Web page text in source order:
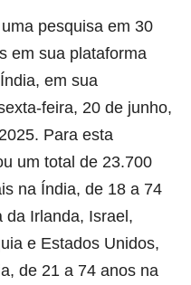
pesquisa em 30
em sua plataforma
em sua
feira, 20 de junho,
Para esta
um total de 23.700
na Índia, de 18 a 74
da Irlanda, Israel,
e Estados Unidos,
de 21 a 74 anos na